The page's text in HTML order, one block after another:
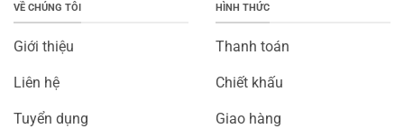
VỀ CHÚNG TÔI
Giới thiệu
Liên hệ
Tuyển dụng
HÌNH THỨC
Thanh toán
Chiết khấu
Giao hàng